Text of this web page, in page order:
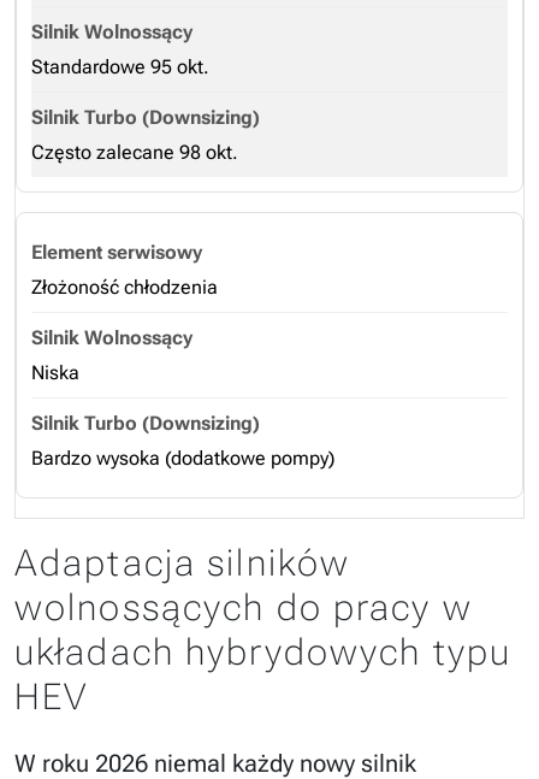
Standardowe 95 okt.
Często zalecane 98 okt.
Złożoność chłodzenia
Niska
Bardzo wysoka (dodatkowe pompy)
Adaptacja silników
wolnossących do pracy w
układach hybrydowych typu
HEV
W roku 2026 niemal każdy nowy silnik